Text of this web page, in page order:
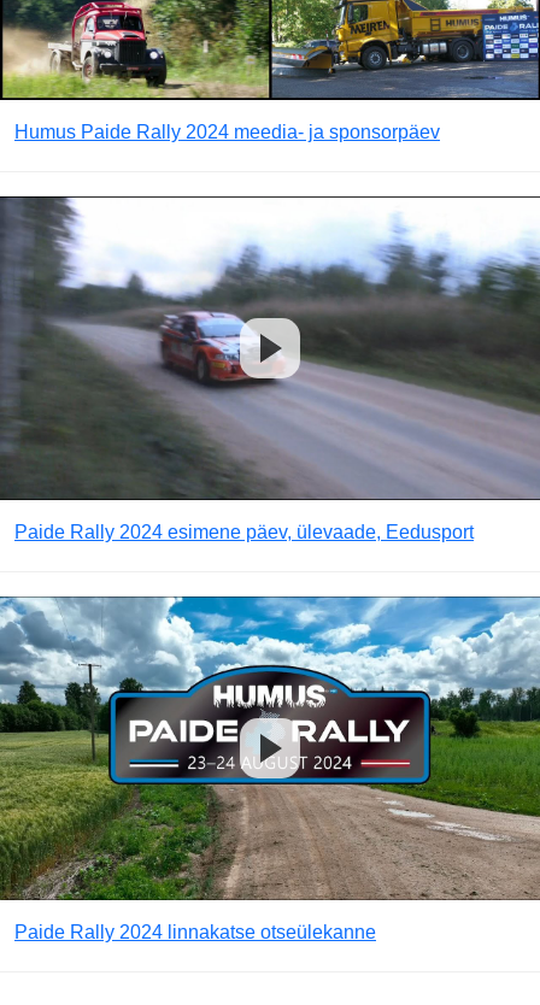
Humus Paide Rally 2024 meedia- ja sponsorpäev
Paide Rally 2024 esimene päev, ülevaade, Eedusport
Paide Rally 2024 linnakatse otseülekanne